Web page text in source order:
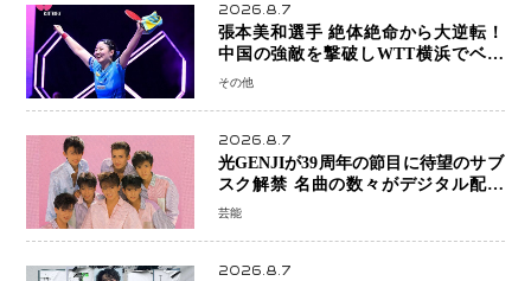
2026.8.7
張本美和選手 絶体絶命から大逆転！
中国の強敵を撃破しWTT横浜でベス
ト8進出
その他
2026.8.7
光GENJIが39周年の節目に待望のサブ
スク解禁 名曲の数々がデジタル配信
へ 40周年へ向け1年間で全作品を順次
芸能
2026.8.7